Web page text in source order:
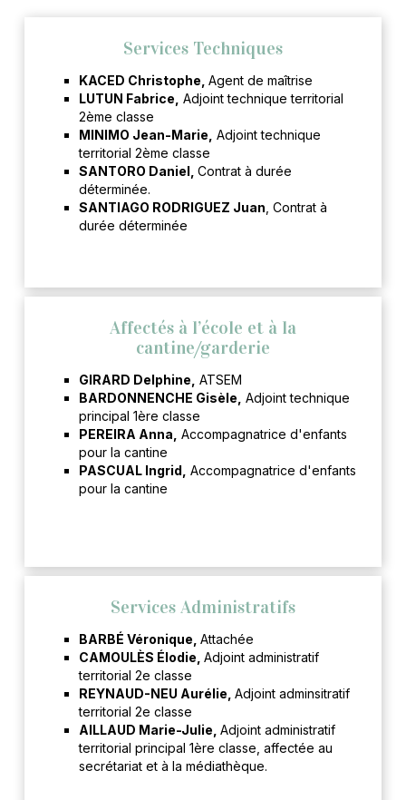
Services Techniques
KACED Christophe,Agent de maîtrise
LUTUN Fabrice, Adjoint technique territorial
2ème classe
MINIMO Jean-Marie, Adjoint technique
territorial 2ème classe
SANTORO Daniel,Contrat à durée
déterminée.
SANTIAGO RODRIGUEZ Juan , Contrat à
durée déterminée
Affectés à l’école et à la
cantine/garderie
GIRARD Delphine, ATSEM
BARDONNENCHE Gisèle, Adjoint technique
principal 1ère classe
PEREIRA Anna, Accompagnatrice d'enfants
pour la cantine
PASCUAL Ingrid, Accompagnatrice d'enfants
pour la cantine
Services Administratifs
BARBÉ Véronique,Attachée
CAMOULÈS Élodie,Adjoint administratif
territorial 2e classe
REYNAUD-NEU Aurélie,Adjoint adminsitratif
territorial 2e classe
AILLAUD Marie-Julie,Adjoint administratif
territorial principal 1ère classe, affectée au
secrétariat et à la médiathèque.